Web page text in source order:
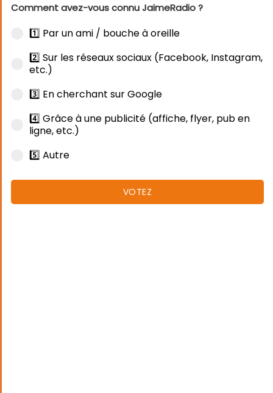
Comment avez-vous connu JaimeRadio ?
1️⃣ Par un ami / bouche à oreille
2️⃣ Sur les réseaux sociaux (Facebook, Instagram,
etc.)
3️⃣ En cherchant sur Google
4️⃣ Grâce à une publicité (affiche, flyer, pub en
ligne, etc.)
5️⃣ Autre
VOTEZ